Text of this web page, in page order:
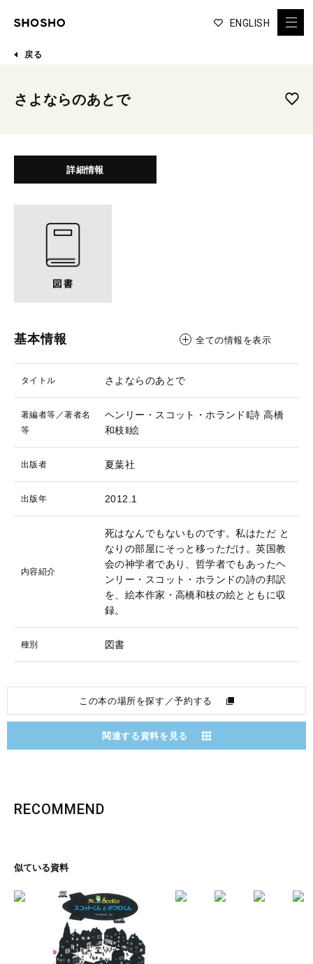
ENGLISH
戻る
さよならのあとで
詳細情報
基本情報 全ての情報を表示
タイトル さよならのあとで
著編者等／著者名
等
ヘンリー・スコット・ホランド‖詩 高橋
和枝‖絵
出版者 夏葉社
出版年 2012.1
内容紹介
死はなんでもないものです。私はただ と
なりの部屋にそっと移っただけ。英国教
会の神学者であり、哲学者でもあったヘ
ンリー・スコット・ホランドの詩の邦訳
を、絵本作家・高橋和枝の絵とともに収
録。
種別 図書
この本の場所を探す／予約する
関連する資料を見る
RECOMMEND
似ている資料